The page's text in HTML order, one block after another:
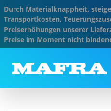
Durch Materialknappheit,
Transportkosten,
Preiserhöhungen unserer
Preise im Moment nicht